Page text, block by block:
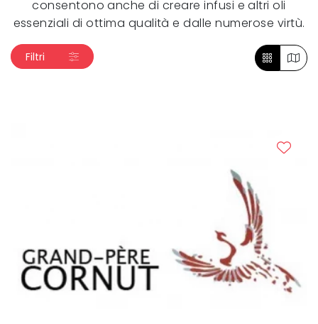
consentono anche di creare infusi e altri oli
essenziali di ottima qualità e dalle numerose virtù.
Filtri